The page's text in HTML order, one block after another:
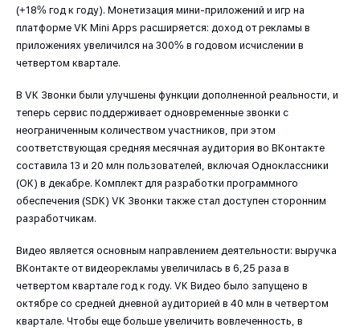
(+18% год к году). Монетизация мини-приложений и игр на
платформе VK Mini Apps расширяется: доход от рекламы в
приложениях увеличился на 300% в годовом исчислении в
четвертом квартале.
В VK Звонки были улучшены функции дополненной реальности, и
теперь сервис поддерживает одновременные звонки с
неограниченным количеством участников, при этом
соответствующая средняя месячная аудитория во ВКонтакте
составила 13 и 20 млн пользователей, включая Одноклассники
(ОК) в декабре. Комплект для разработки программного
обеспечения (SDK) VK Звонки также стал доступен сторонним
разработчикам.
Видео является основным направлением деятельности: выручка
ВКонтакте от видеорекламы увеличилась в 6,25 раза в
четвертом квартале год к году. VK Видео было запущено в
октябре со средней дневной аудиторией в 40 млн в четвертом
квартале. Чтобы еще больше увеличить вовлеченность, в